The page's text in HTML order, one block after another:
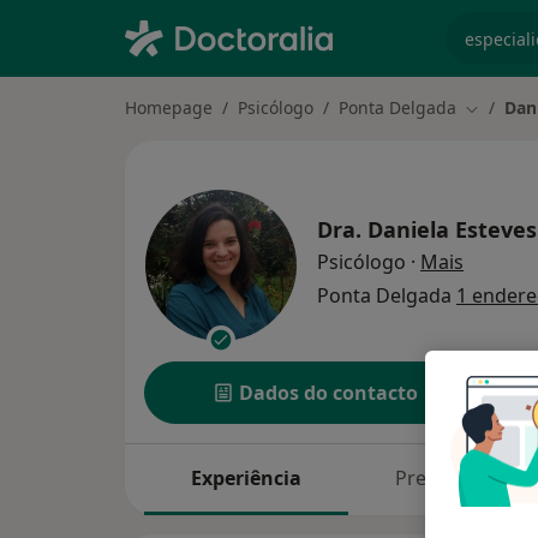
Homepage Psicólogo Ponta Delgada Mudar
Dra. Daniela Esteves
Psicólogo · Mais
Ponta Delgada 1
Dados do contacto
Experiência Preços